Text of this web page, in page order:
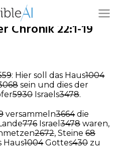
Chronik 22:1-19
: Hier soll das Haus1004
sein und dies der
5930 Israels3478.
versammeln3664die
776 Israel 3478 waren,
2672, Steine 68
Haus1004Gottes430 zu